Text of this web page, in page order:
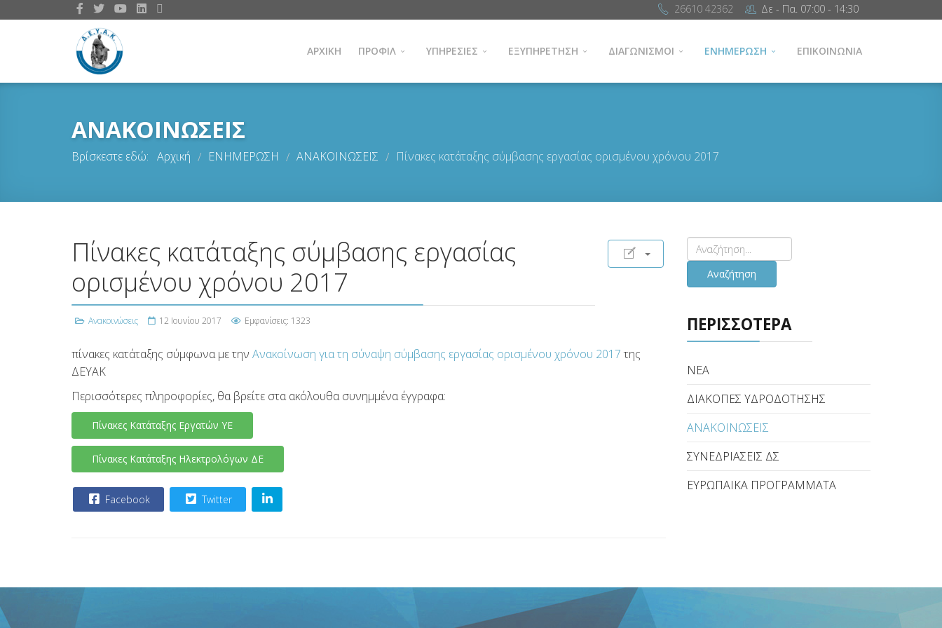
26610 42362 Δε - Πα. 07:00 - 14:30
ΑΡΧΙΚΗ ΠΡΟΦΙΛ ΥΠΗΡΕΣΙΕΣ ΕΞΥΠΗΡΕΤΗΣΗ ΔΙΑΓΩΝΙΣΜΟΙ ΕΝΗΜΕΡΩΣΗ ΕΠΙΚΟΙΝΩΝΙΑ
ΑΝΑΚΟΙΝΩΣΕΙΣ
Βρίσκεστε εδώ: Αρχική / ΕΝΗΜΕΡΩΣΗ / ΑΝΑΚΟΙΝΩΣΕΙΣ / Πίνακες κατάταξης σύμβασης εργασίας ορισμένου χρόνου 2017
Πίνακες κατάταξης σύμβασης εργασίας
ορισμένου χρόνου 2017
Ανακοινώσεις 12 Ιουνίου 2017 Εμφανίσεις: 1323
πίνακες κατάταξης σύμφωνα με την Ανακοίνωση για τη σύναψη σύμβασης εργασίας ορισμένου χρόνου 2017της
ΔΕΥΑΚ
Περισσότερες πληροφορίες, θα βρείτε στα ακόλουθα συνημμένα έγγραφα:
Πίνακες Κατάταξης Εργατών ΥΕ
Πίνακες Κατάταξης Ηλεκτρολόγων ΔΕ
Facebook Twitter
Αναζήτηση
ΠΕΡΙΣΣΟΤΕΡΑ
ΝΕΑ
ΔΙΑΚΟΠΕΣ ΥΔΡΟΔΟΤΗΣΗΣ
ΑΝΑΚΟΙΝΩΣΕΙΣ
ΣΥΝΕΔΡΙΑΣΕΙΣ ΔΣ
ΕΥΡΩΠΑΙΚΑ ΠΡΟΓΡΑΜΜΑΤΑ